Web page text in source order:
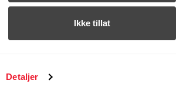
Detaljer
Ikke tillat